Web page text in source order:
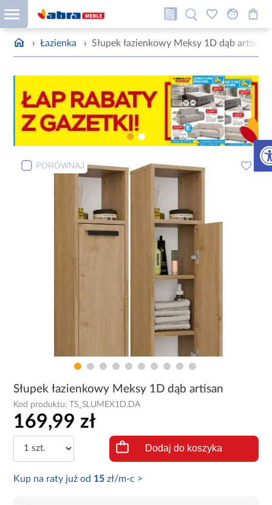
› Łazienka › Słupek łazienkowy Meksy 1D dąb artisan
PORÓWNAJ
Słupek łazienkowy Meksy 1D dąb artisan
Kod produktu: TS_SLUMEX1D.DA
169,99 zł
Dodaj do koszyka
Kup na raty już od 15 zł/m-c >